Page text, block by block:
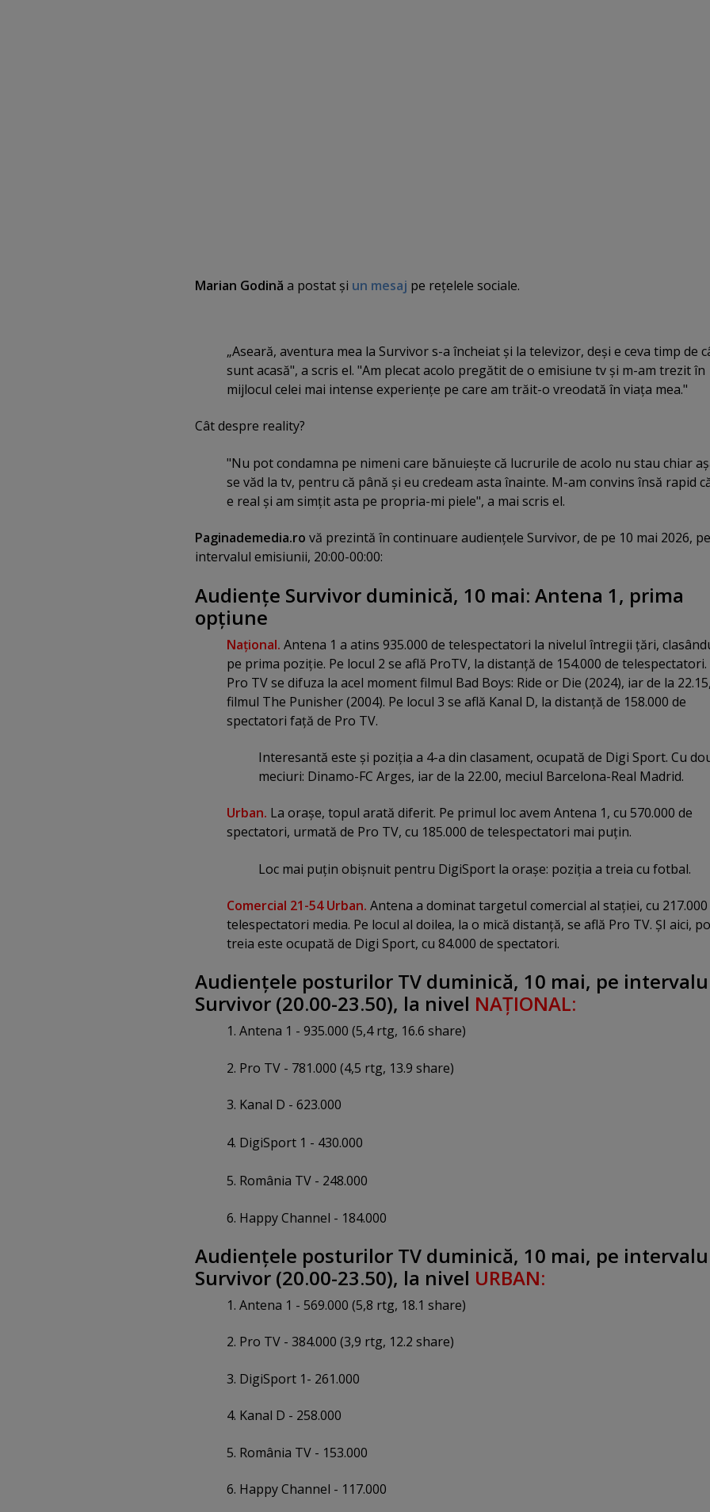
Marian Godină a postat şi un mesaj pe reţelele sociale.
„Aseară, aventura mea la Survivor s-a încheiat şi la televizor, deşi e ceva timp de
sunt acasă", a scris el. "Am plecat acolo pregătit de o emisiune tv şi m-am trezit în
mijlocul celei mai intense experienţe pe care am trăit-o vreodată în viaţa mea."
Cât despre reality?
"Nu pot condamna pe nimeni care bănuieşte că lucrurile de acolo nu stau chiar
se văd la tv, pentru că până şi eu credeam asta înainte. M-am convins însă rapid
e real şi am simţit asta pe propria-mi piele", a mai scris el.
Paginademedia.ro vă prezintă în continuare audienţele Survivor, de pe 10 mai 2026, pe
intervalul emisiunii, 20:00-00:00:
Audienţe Survivor duminică, 10 mai: Antena 1, prima
opţiune
Naţional. Antena 1 a atins 935.000 de telespectatori la nivelul întregii ţări,
pe prima poziţie. Pe locul 2 se află ProTV, la distanţă de 154.000 de telespectatori.
Pro TV se difuza la acel moment filmul Bad Boys: Ride or Die (2024), iar de la
filmul The Punisher (2004). Pe locul 3 se află Kanal D, la distanţă de 158.000 de
spectatori faţă de Pro TV.
Interesantă este şi poziţia a 4-a din clasament, ocupată de Digi Sport. Cu
meciuri: Dinamo-FC Arges, iar de la 22.00, meciul Barcelona-Real Madrid.
Urban. La oraşe, topul arată diferit. Pe primul loc avem Antena 1, cu 570.000 de
spectatori, urmată de Pro TV, cu 185.000 de telespectatori mai puţin.
Loc mai puţin obişnuit pentru DigiSport la oraşe: poziţia a treia cu fotbal.
Comercial 21-54 Urban. Antena a dominat targetul comercial al staţiei, cu 217.000
telespectatori media. Pe locul al doilea, la o mică distanţă, se află Pro TV. ŞI aici,
treia este ocupată de Digi Sport, cu 84.000 de spectatori.
Audienţele posturilor TV duminică, 10 mai, pe
Survivor (20.00-23.50), la nivel NAŢIONAL:
1. Antena 1 - 935.000 (5,4 rtg, 16.6 share)
2. Pro TV - 781.000 (4,5 rtg, 13.9 share)
3. Kanal D - 623.000
4. DigiSport 1 - 430.000
5. România TV - 248.000
6. Happy Channel - 184.000
Audienţele posturilor TV duminică, 10 mai, pe
Survivor (20.00-23.50), la nivel URBAN:
1. Antena 1 - 569.000 (5,8 rtg, 18.1 share)
2. Pro TV - 384.000 (3,9 rtg, 12.2 share)
3. DigiSport 1- 261.000
4. Kanal D - 258.000
5. România TV - 153.000
6. Happy Channel - 117.000